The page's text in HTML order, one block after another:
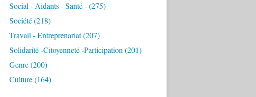
Social - Aidants - Santé -(275)
Société(218)
Travail - Entreprenariat(207)
Solidarité -citoyenneté -participation (201)
Genre(200)
Culture(164)